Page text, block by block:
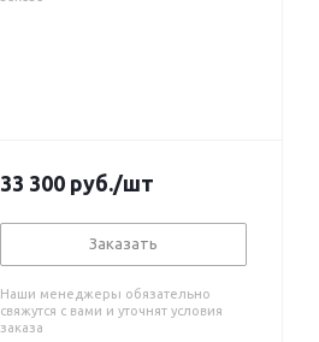
33 300 руб./шт
Заказать
Наши менеджеры обязательно
свяжутся с вами и уточнят условия
заказа